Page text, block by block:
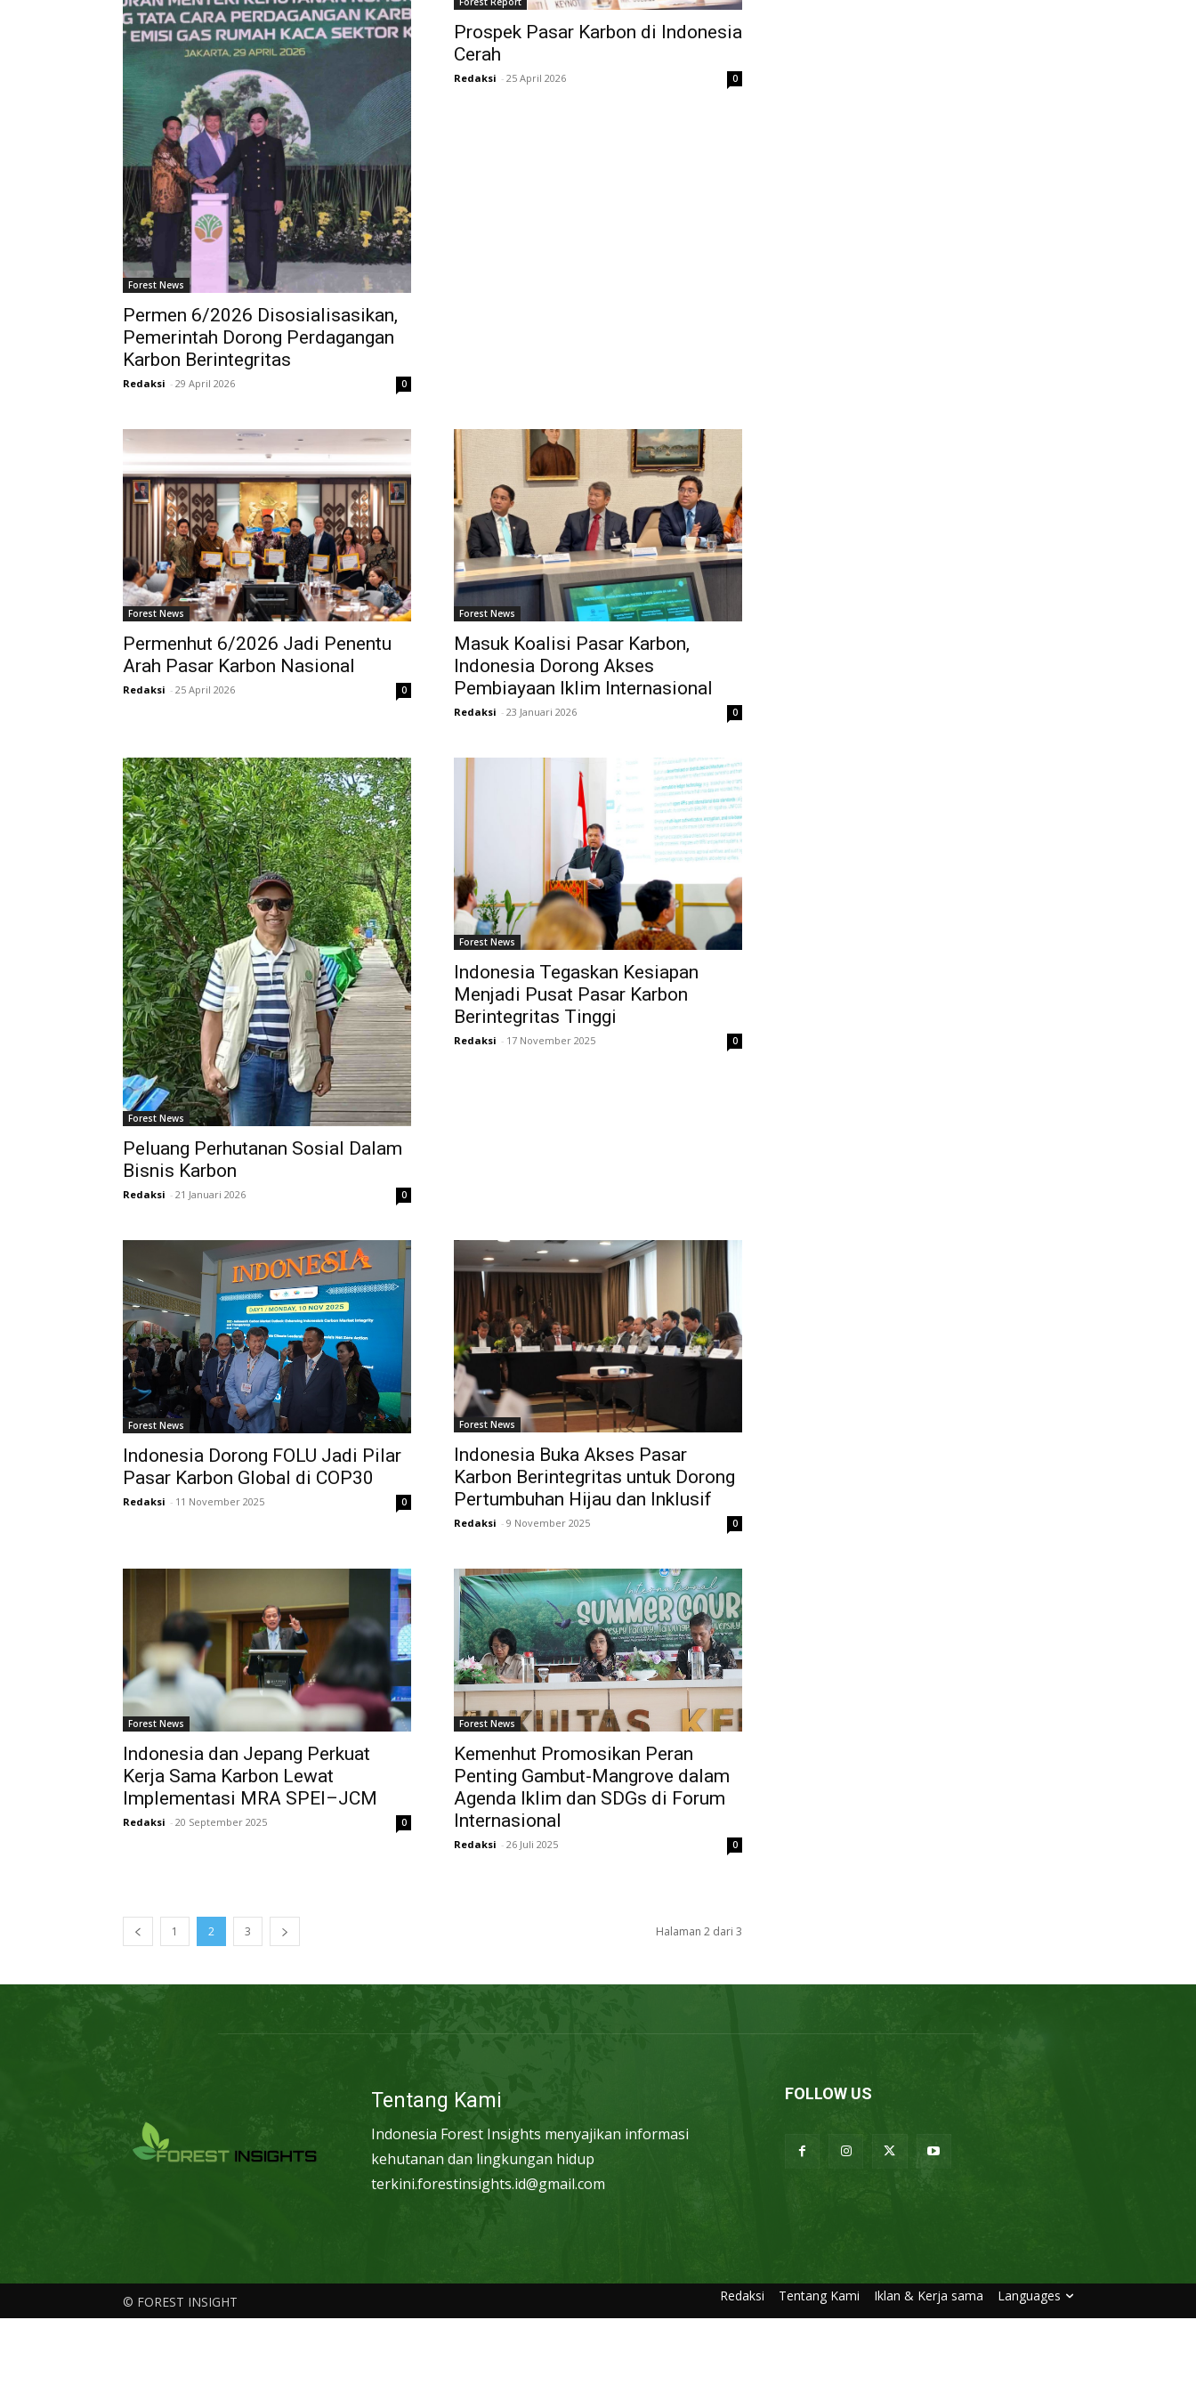
Forest News
Permen 6/2026 Disosialisasikan,
Pemerintah Dorong Perdagangan
Karbon Berintegritas
Redaksi - 29 April 2026 0
Prospek Pasar Karbon di Indonesia
Cerah
Redaksi - 25 April 2026 0
Forest News
Permenhut 6/2026 Jadi Penentu
Arah Pasar Karbon Nasional
Redaksi - 25 April 2026 0
Forest News
Masuk Koalisi Pasar Karbon,
Indonesia Dorong Akses
Pembiayaan Iklim Internasional
Redaksi - 23 Januari 2026 0
Forest News
Peluang Perhutanan Sosial Dalam
Bisnis Karbon
Redaksi - 21 Januari 2026 0
Forest News
Indonesia Tegaskan Kesiapan
Menjadi Pusat Pasar Karbon
Berintegritas Tinggi
Redaksi - 17 November 2025 0
Forest News
Indonesia Dorong FOLU Jadi Pilar
Pasar Karbon Global di COP30
Redaksi - 11 November 2025 0
Forest News
Indonesia Buka Akses Pasar
Karbon Berintegritas untuk Dorong
Pertumbuhan Hijau dan Inklusif
Redaksi - 9 November 2025 0
Forest News
Indonesia dan Jepang Perkuat
Kerja Sama Karbon Lewat
Implementasi MRA SPEI–JCM
Redaksi - 20 September 2025 0
Forest News
Kemenhut Promosikan Peran
Penting Gambut-Mangrove dalam
Agenda Iklim dan SDGs di Forum
Internasional
Redaksi - 26 Juli 2025 0
1 2 3 Halaman 2 dari 3
Tentang Kami
Indonesia Forest Insights menyajikan informasi
kehutanan dan lingkungan hidup
terkini.forestinsights.id@gmail.com
FOLLOW US
© FOREST INSIGHT Redaksi Tentang Kami Iklan & Kerja sama Languages